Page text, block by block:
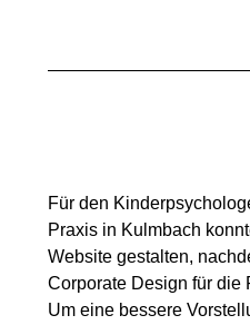
Für den
Praxis in Kulmbach
Websitegestalten,
Corporate Design für die
Um eine bessere